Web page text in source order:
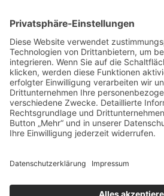
Europaplatz von oben
Europaplatz von oben
Foto: Markus Alexander Kamper